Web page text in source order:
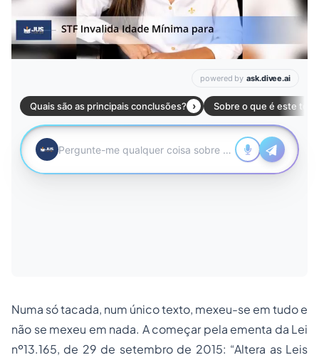
Numa só tacada, num único texto, mexeu-se em tudo e
não se mexeu em nada. A começar pela ementa da Lei
nº13.165, de 29 de setembro de 2015: “Altera as Leis